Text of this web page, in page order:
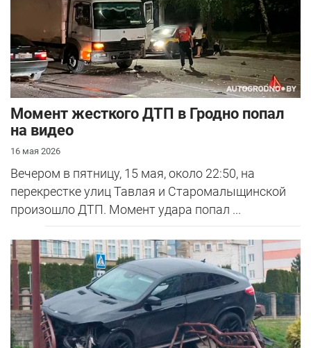
Момент жесткого ДТП в Гродно попал
на видео
16 мая 2026
Вечером в пятницу, 15 мая, около 22:50, на
перекрестке улиц Тавлая и Старомалыщинской
произошло ДТП. Момент удара попал ...